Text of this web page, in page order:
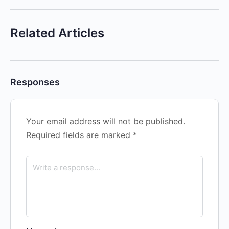
Related Articles
Responses
Your email address will not be published.
Required fields are marked *